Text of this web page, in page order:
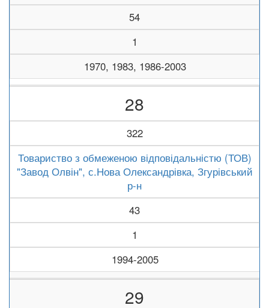
54
1
1970, 1983, 1986-2003
28
322
Товариство з обмеженою відповідальністю (ТОВ)
"Завод Олвін", с.Нова Олександрівка, Згурівський
р-н
43
1
1994-2005
29